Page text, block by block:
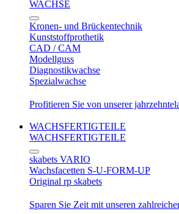
WACHSE
Kronen- und Brückentechnik
Kunststoffprothetik
CAD / CAM
Modellguss
Diagnostikwachse
Spezialwachse
Profitieren Sie von unserer
WACHSFERTIGTEILE
WACHSFERTIGTEILE
skabets VARIO
Wachsfacetten S-U-FORM-UP
Original rp skabets
Sparen Sie Zeit mit unseren